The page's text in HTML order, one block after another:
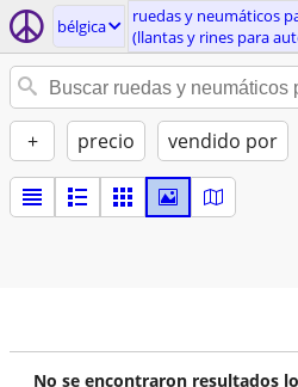
bélgica
ruedas y neumáticos
(llantas y rines para
+ precio vendido por
No se encontraron resultados